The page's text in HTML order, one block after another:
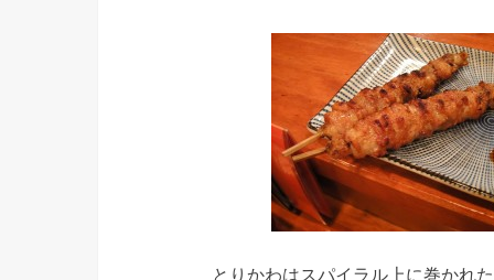
とりかわはスパイラル上に巻かれ